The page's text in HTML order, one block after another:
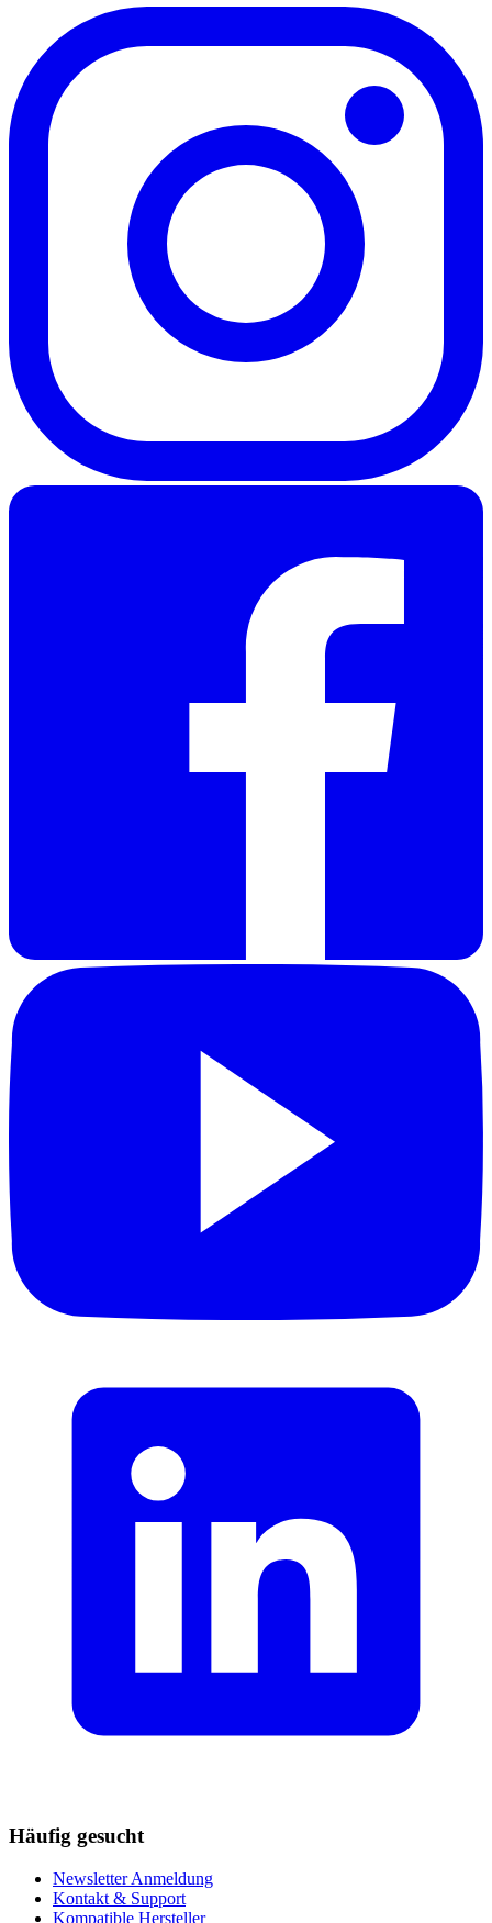
Häufig gesucht
Newsletter Anmeldung
Kontakt & Support
Kompatible Hersteller